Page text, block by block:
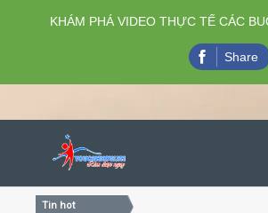
Tin hot
KHÁM PHÁ VIDEO THỰC TẾ CÁC
Share